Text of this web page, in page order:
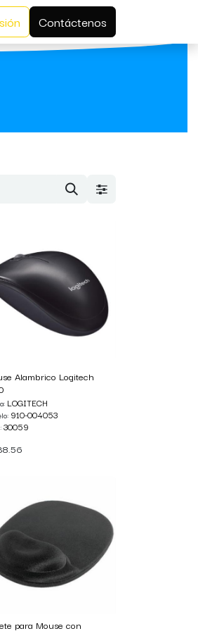
Contáctenos
Alambrico Logitech
LOGITECH
910-004053
30059
para Mouse con